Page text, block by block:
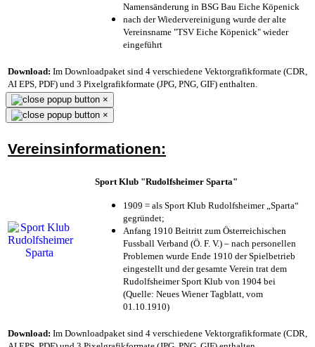
Namensänderung in BSG Bau Eiche Köpenick
nach der Wiedervereinigung wurde der alte
Vereinsname "TSV Eiche Köpenick" wieder
eingeführt
Download: Im Downloadpaket sind 4 verschiedene Vektorgrafikformate (CDR,
AI EPS, PDF) und 3 Pixelgrafikformate (JPG, PNG, GIF) enthalten.
×
×
Vereinsinformationen:
Sport Klub "Rudolfsheimer Sparta"
1909 = als Sport Klub Rudolfsheimer „Sparta“
gegründet;
Anfang 1910 Beitritt zum Österreichischen
Fussball Verband (Ö. F. V.) – nach personellen
Problemen wurde Ende 1910 der Spielbetrieb
eingestellt und der gesamte Verein trat dem
Rudolfsheimer Sport Klub von 1904 bei
(Quelle: Neues Wiener Tagblatt, vom
01.10.1910)
Download: Im Downloadpaket sind 4 verschiedene Vektorgrafikformate (CDR,